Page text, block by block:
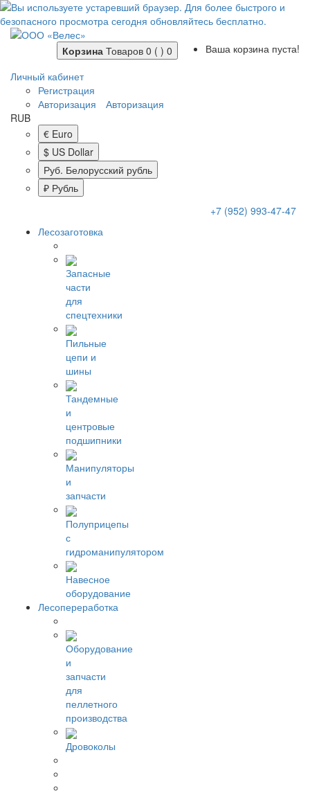
Корзина Товаров 0 ( ) 0
Ваша корзина пуста!
Личный кабинет
Регистрация
Авторизация
Авторизация
RUB
€ Euro
$ US Dollar
Руб. Белорусский рубль
₽ Рубль
+7 (952) 993-47-47
Лесозаготовка
Запасные
части
для
спецтехники
Пильные
цепи и
шины
Тандемные
и
центровые
подшипники
Манипуляторы
и
запчасти
Полуприцепы
с
гидроманипулятором
Навесное
оборудование
Лесопереработка
Оборудование
и
запчасти
для
пеллетного
производства
Дровоколы